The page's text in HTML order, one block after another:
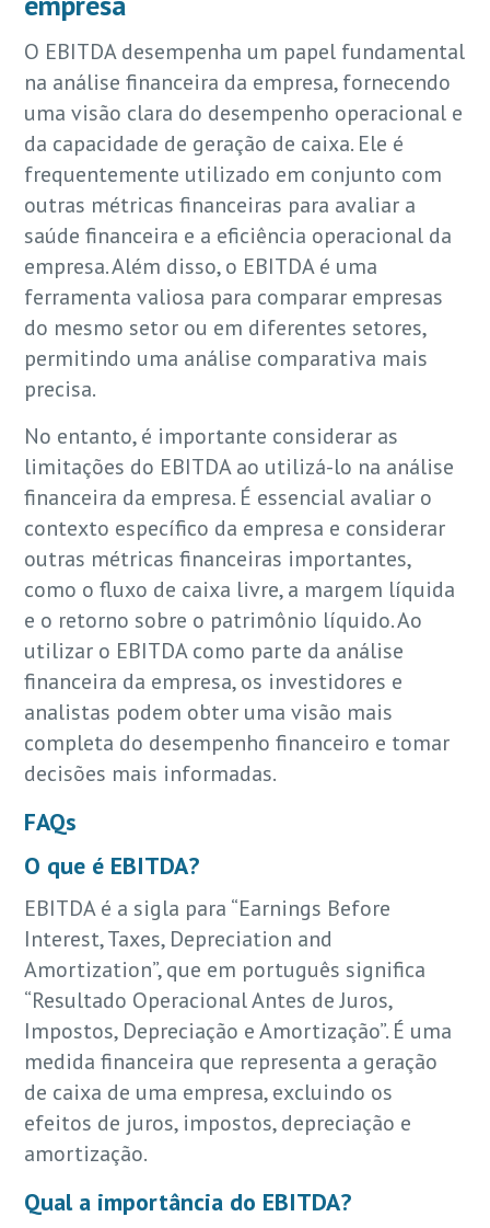
O EBITDA desempenha um papel fundamental
na análise financeira da empresa, fornecendo
uma visão clara do desempenho operacional e
da capacidade de geração de caixa. Ele é
frequentemente utilizado em conjunto com
outras métricas financeiras para avaliar a
saúde financeira e a eficiência operacional da
empresa. Além disso, o EBITDA é uma
ferramenta valiosa para comparar empresas
do mesmo setor ou em diferentes setores,
permitindo uma análise comparativa mais
precisa.
No entanto, é importante considerar as
limitações do EBITDA ao utilizá-lo na análise
financeira da empresa. É essencial avaliar o
contexto específico da empresa e considerar
outras métricas financeiras importantes,
como o fluxo de caixa livre, a margem líquida
e o retorno sobre o patrimônio líquido. Ao
utilizar o EBITDA como parte da análise
financeira da empresa, os investidores e
analistas podem obter uma visão mais
completa do desempenho financeiro e tomar
decisões mais informadas.
FAQs
O que é EBITDA?
EBITDA é a sigla para “Earnings Before
Interest, Taxes, Depreciation and
Amortization”, que em português significa
“Resultado Operacional Antes de Juros,
Impostos, Depreciação e Amortização”. É uma
medida financeira que representa a geração
de caixa de uma empresa, excluindo os
efeitos de juros, impostos, depreciação e
amortização.
Qual a importância do EBITDA?